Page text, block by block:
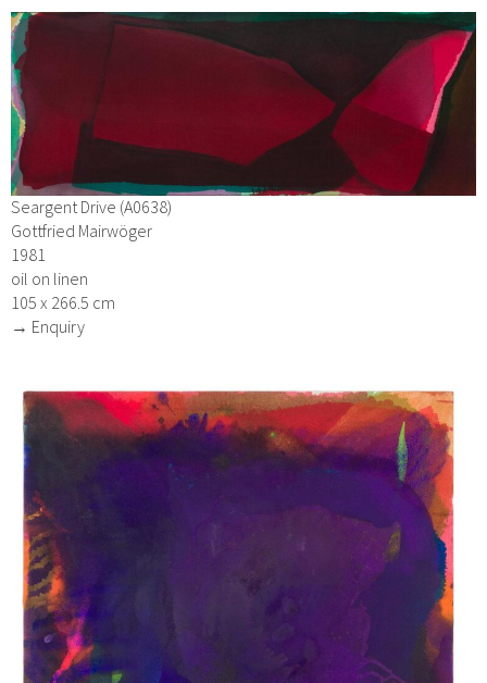
Seargent Drive (A0638)
Gottfried Mairwöger
1981
oil on linen
105 x 266.5 cm
→ Enquiry